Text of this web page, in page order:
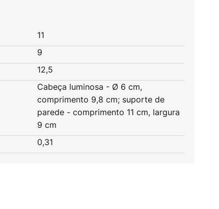
11
9
12,5
Cabeça luminosa - Ø 6 cm,
comprimento 9,8 cm; suporte de
parede - comprimento 11 cm, largura
9 cm
0,31